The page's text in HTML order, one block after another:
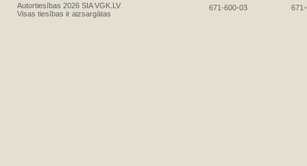
Autortiesības 2026 SIA VGK.LV
Visas tiesības ir aizsargātas
671-600-03